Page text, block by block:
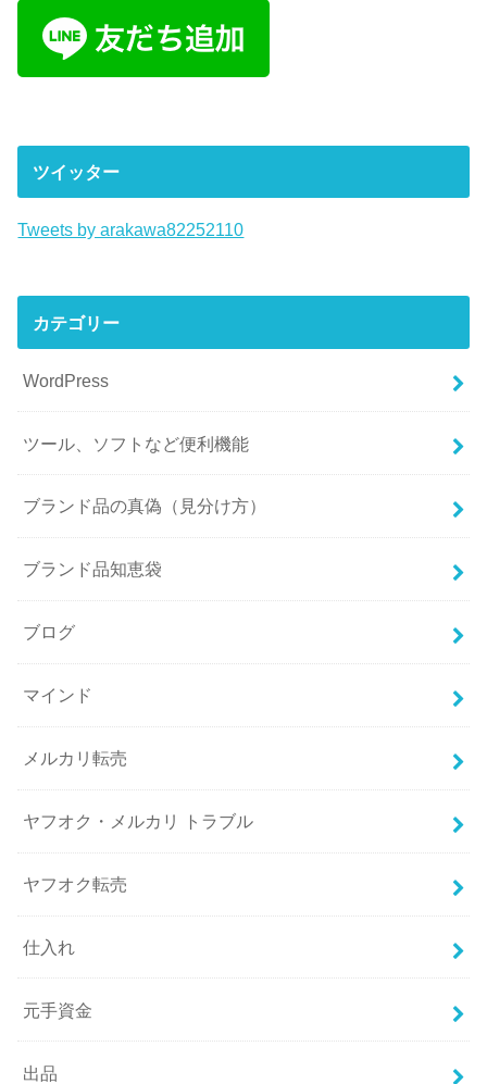
ツイッター
Tweets by arakawa82252110
カテゴリー
WordPress
ツール、ソフトなど便利機能
ブランド品の真偽（見分け方）
ブランド品知恵袋
ブログ
マインド
メルカリ転売
ヤフオク・メルカリ トラブル
ヤフオク転売
仕入れ
元手資金
出品